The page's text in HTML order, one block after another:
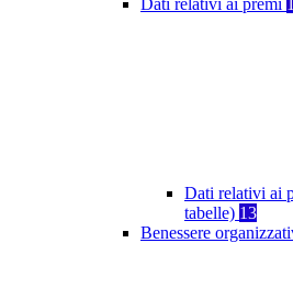
Dati relativi ai premi
Dati relativi ai
tabelle) 13
Benessere